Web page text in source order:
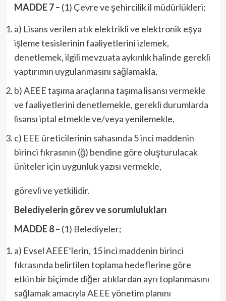
MADDE 7 – (1) Çevre ve şehircilik il müdürlükleri;
a) Lisans verilen atık elektrikli ve elektronik eşya
işleme tesislerinin faaliyetlerini izlemek,
denetlemek, ilgili mevzuata aykırılık halinde gerekli
yaptırımın uygulanmasını sağlamakla,
b) AEEE taşıma araçlarına taşıma lisansı vermekle
ve faaliyetlerini denetlemekle, gerekli durumlarda
lisansı iptal etmekle ve/veya yenilemekle,
c) EEE üreticilerinin sahasında 5 inci maddenin
birinci fıkrasının (ğ) bendine göre oluşturulacak
üniteler için uygunluk yazısı vermekle,
görevli ve yetkilidir.
Belediyelerin görev ve sorumlulukları
MADDE 8 – (1) Belediyeler;
a) Evsel AEEE’lerin, 15 inci maddenin birinci
fıkrasında belirtilen toplama hedeflerine göre
etkin bir biçimde diğer atıklardan ayrı toplanmasını
sağlamak amacıyla AEEE yönetim planını